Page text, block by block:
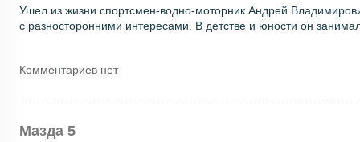
Ушел из жизни спортсмен-водно-моторник Андрей
с разносторонними интересами. В детстве и юности он
Комментариев нет
Мазда 5